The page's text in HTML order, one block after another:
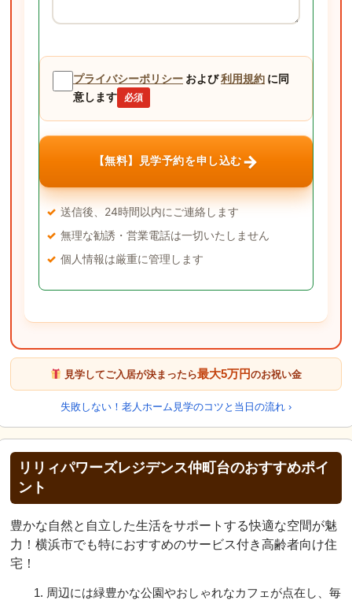
プライバシーポリシー および利用規約 に同
意します
必須
【無料】見学予約を申し込む→
送信後、24時間以内にご連絡します
無理な勧誘・営業電話は一切いたしません
個人情報は厳重に管理します
見学してご入居が決まったら最大5万円のお祝い金
失敗しない！老人ホーム見学のコツと当日の流れ ›
リリィパワーズレジデンス仲町台のおすすめポイ
ント
豊かな自然と自立した生活をサポートする快適な空間が魅
力！横浜市でも特におすすめのサービス付き高齢者向け住
宅！
周辺には緑豊かな公園やおしゃれなカフェが点在し、毎